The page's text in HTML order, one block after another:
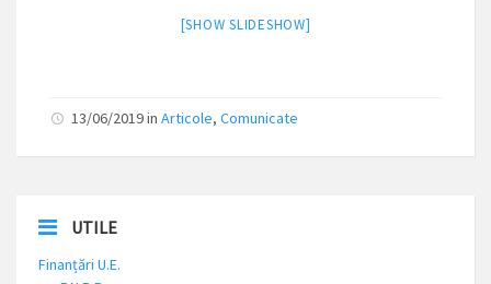
[SHOW SLIDESHOW]
13/06/2019in Articole, Comunicate
UTILE
Finanțări U.E.